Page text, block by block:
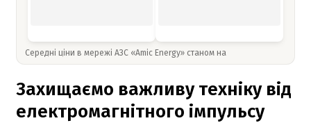
Середні ціни в мережі АЗС «Amic Energy» станом на
Захищаємо важливу техніку від
електромагнітного імпульсу